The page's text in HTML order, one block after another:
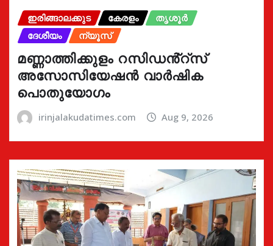
ഇരിങ്ങാലക്കുട കേരളം
തൃശൂർ
ദേശീയം
ന്യൂസ്
മണ്ണാത്തിക്കുളം റസിഡൻ്റ്സ്
അസോസിയേഷൻ വാർഷിക
പൊതുയോഗം
irinjalakudatimes.com Aug 9, 2026